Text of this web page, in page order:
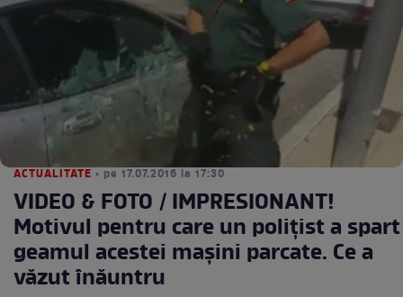
ACTUALITATE • pe 17.07.2016 la 17:30
VIDEO & FOTO / IMPRESIONANT!
Motivul pentru care un poliţist a spart
geamul acestei maşini parcate. Ce a
văzut înăuntru